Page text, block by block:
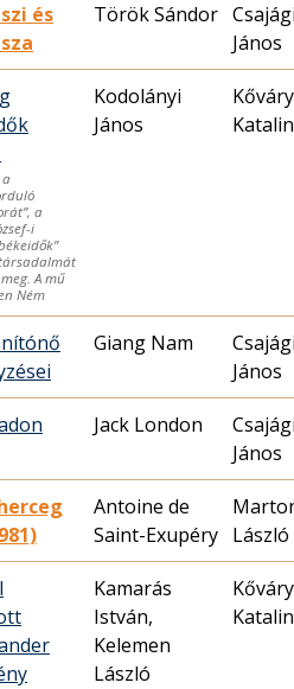
és
Török Sándor
János
a
a
i
A mű
Ném
Kodolányi
János
Kőváry
Katalin
Giang Nam
János
Jack London
János
Antoine de
Saint-Exupéry László
Kamarás
István,
Kelemen
László
Kőváry
Katalin